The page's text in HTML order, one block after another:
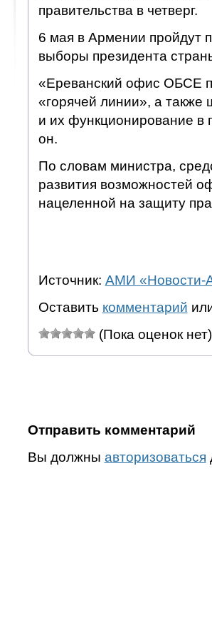
правительства в четверг.
6 мая в Армении пройдут
выборы президента
«Ереванский офис ОБСЕ
«горячей линии», а также
и их функционирование
он.
По словам министра,
развития возможностей
нацеленной на защиту
Источник: АМИ «Новости-
Оставить комментарий
(Пока оценок нет)
Отправить комментарий
Вы должны авторизоваться